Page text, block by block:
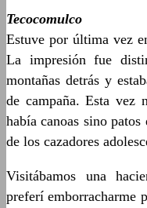
Tecocomulco
Estuve por última vez
La impresión fue
montañas detrás y
de campaña. Esta
había canoas sino
de los cazadores
Visitábamos una
preferí emborracharme